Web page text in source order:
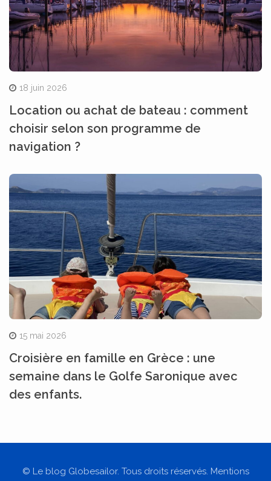
18 juin 2026
Location ou achat de bateau : comment
choisir selon son programme de
navigation ?
15 mai 2026
Croisière en famille en Grèce : une
semaine dans le Golfe Saronique avec
des enfants.
© Le blog Globesailor. Tous droits réservés. Mentions